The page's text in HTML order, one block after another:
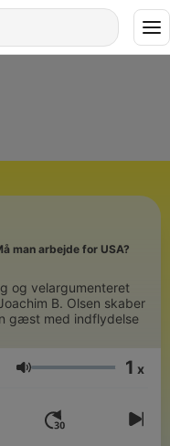
man arbejde for USA?
og velargumenteret
B. Olsen skaber
gæst med indflydelse
Volume 1 x